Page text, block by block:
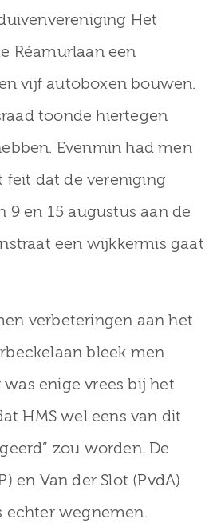
Het
Réamurlaan een
vijf autoboxen bouwen.
toonde hiertegen
Evenmin had men
feit dat de vereniging
9 en 15 augustus aan de
een wijkkermis gaat
verbeteringen aan het
bleek men
enige vrees bij het
HMS wel eens van dit
zou worden. De
en Van der Slot (PvdA)
echter wegnemen.